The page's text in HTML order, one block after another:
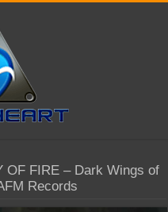
OF FIRE – Dark Wings of
Records